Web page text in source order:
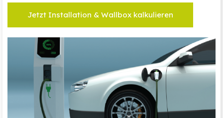
Jetzt Installation & Wallbox kalkulieren